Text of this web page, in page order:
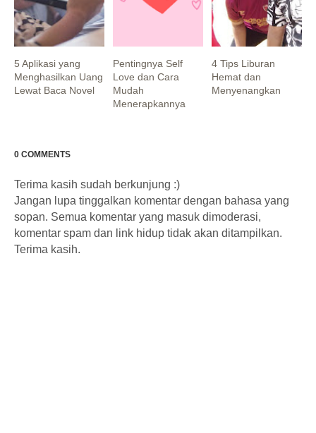
5 Aplikasi yang
Menghasilkan Uang
Lewat Baca Novel
Pentingnya Self
Love dan Cara
Mudah
Menerapkannya
4 Tips Liburan
Hemat dan
Menyenangkan
0 COMMENTS
Terima kasih sudah berkunjung :)
Jangan lupa tinggalkan komentar dengan bahasa yang
sopan. Semua komentar yang masuk dimoderasi,
komentar spam dan link hidup tidak akan ditampilkan.
Terima kasih.